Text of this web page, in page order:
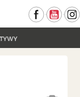
Facebook